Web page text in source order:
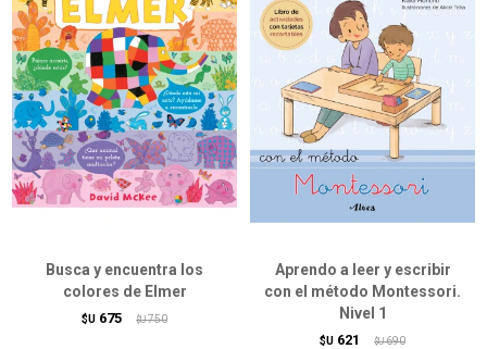
Busca y encuentra los
colores de Elmer
$U 675 $U 750
Aprendo a leer y escribir
con el método Montessori.
Nivel 1
$U 621 $U 690